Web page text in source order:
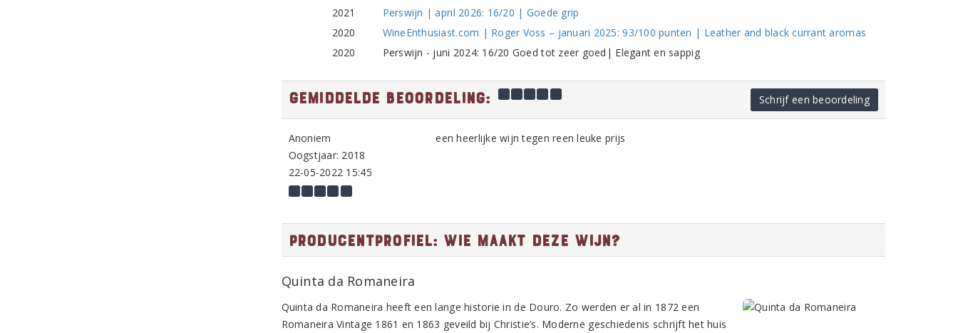
2021
Perswijn | april 2026: 16/20 | Goede grip
2020
WineEnthusiast.com | Roger Voss – januari 2025: 93/100 punten | Leather and black currant aromas
2020
Perswijn - juni 2024: 16/20 Goed tot zeer goed| Elegant en sappig
Gemiddelde beoordeling: Schrijf een beoordeling
Anoniem
Oogstjaar: 2018
22-05-2022 15:45
een heerlijke wijn tegen reen leuke prijs
Producentprofiel: Wie maakt deze wijn?
Quinta da Romaneira
Quinta da Romaneira heeft een lange historie in de Douro. Zo werden er al in 1872 een
Romaneira Vintage 1861 en 1863 geveild bij Christie’s. Moderne geschiedenis schrijft het huis